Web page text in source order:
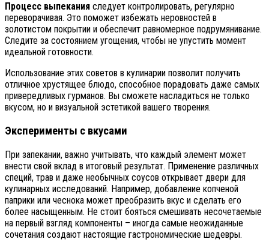
Процесс выпекания следует контролировать, регулярно
переворачивая. Это поможет избежать неровностей в
золотистом покрытии и обеспечит равномерное подрумянивание.
Следите за состоянием угощения, чтобы не упустить момент
идеальной готовности.
Использование этих советов в кулинарии позволит получить
отличное хрустящее блюдо, способное порадовать даже самых
привередливых гурманов. Вы сможете насладиться не только
вкусом, но и визуальной эстетикой вашего творения.
Эксперименты с вкусами
При запекании, важно учитывать, что каждый элемент может
внести свой вклад в итоговый результат. Применение различных
специй, трав и даже необычных соусов открывает двери для
кулинарных исследований. Например, добавление копченой
паприки или чеснока может преобразить вкус и сделать его
более насыщенным. Не стоит бояться смешивать несочетаемые
на первый взгляд компоненты – иногда самые неожиданные
сочетания создают настоящие гастрономические шедевры.